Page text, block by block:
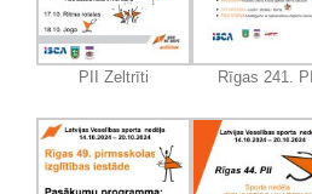
PII Zeltrīti Rīgas 241. PII